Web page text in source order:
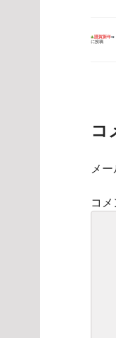
投謹賀新年
に投稿
コ
メ
コメ